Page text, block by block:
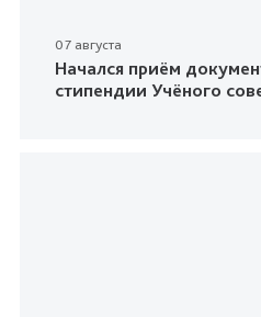
07 августа
Начался приём
стипендии Учёного